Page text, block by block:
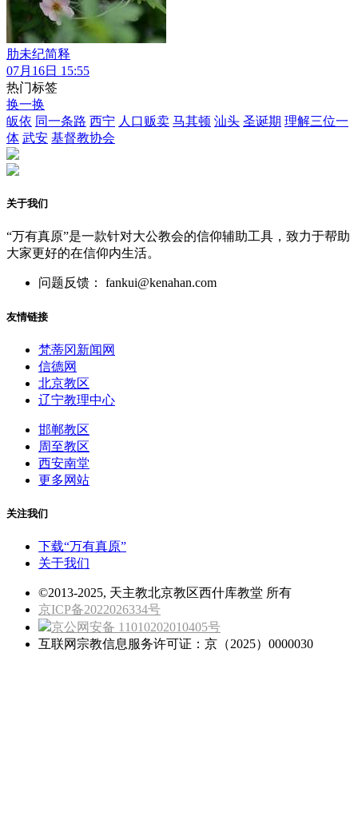
肋未纪简释
07月16日 15:55
热门标签
换一换
皈依 同一条路 西宁 人口贩卖 马其顿 汕头 圣诞期 理解三位一
体 武安 基督教协会
关于我们
“万有真原”是一款针对大公教会的信仰辅助工具，致力于帮助
大家更好的在信仰内生活。
问题反馈： fankui@kenahan.com
友情链接
梵蒂冈新闻网
信德网
北京教区
辽宁教理中心
邯郸教区
周至教区
西安南堂
更多网站
关注我们
下载“万有真原”
关于我们
©2013-2025, 天主教北京教区西什库教堂 所有
京ICP备2022026334号
京公网安备 11010202010405号
互联网宗教信息服务许可证：京（2025）0000030